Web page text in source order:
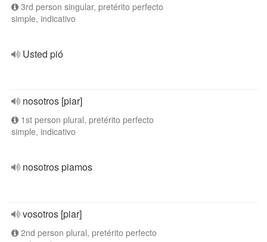
3rd person singular, pretérito perfecto
simple, indicativo
Usted pió
nosotros [piar]
1st person plural, pretérito perfecto
simple, indicativo
nosotros piamos
vosotros [piar]
2nd person plural, pretérito perfecto